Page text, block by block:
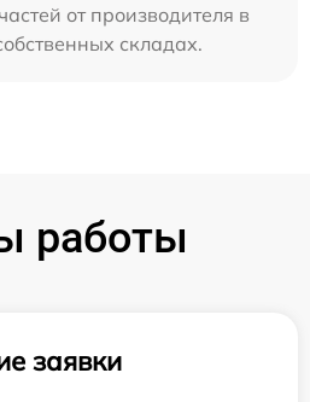
от производителя в
складах.
работы
заявки